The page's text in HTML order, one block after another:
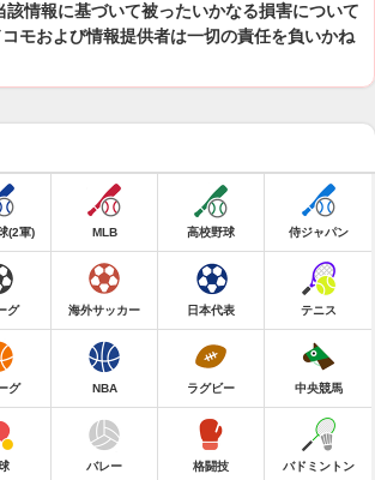
該情報に基づいて被ったいかなる損害について
モおよび情報提供者は一切の責任を負いかね
(2軍) MLB 高校野球 侍ジャパン
グ 海外サッカー 日本代表 テニス
グ NBA ラグビー 中央競馬
バレー 格闘技 バドミントン